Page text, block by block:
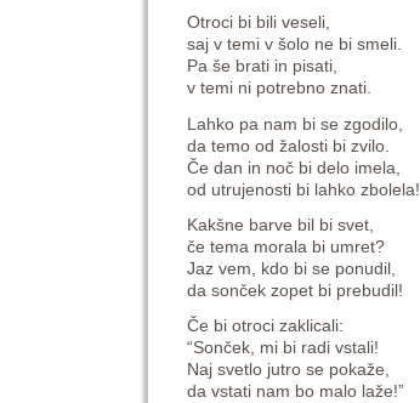
Otroci bi bili veseli,
saj v temi v šolo ne bi smeli.
Pa še brati in pisati,
v temi ni potrebno znati.
Lahko pa nam bi se zgodilo,
da temo od žalosti bi zvilo.
Če dan in noč bi delo imela,
od utrujenosti bi lahko zbolela!
Kakšne barve bil bi svet,
če tema morala bi umret?
Jaz vem, kdo bi se ponudil,
da sonček zopet bi prebudil!
Če bi otroci zaklicali:
“Sonček, mi bi radi vstali!
Naj svetlo jutro se pokaže,
da vstati nam bo malo laže!”